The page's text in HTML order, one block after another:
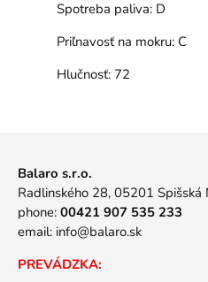
Spotreba paliva:D
Priľnavosť na mokru:C
Hlučnosť:72
Balaro s.r.o.
Radlinského 28, 05201 Spišská
phone: 00421 907 535 233
email: info@balaro.sk
PREVÁDZKA: